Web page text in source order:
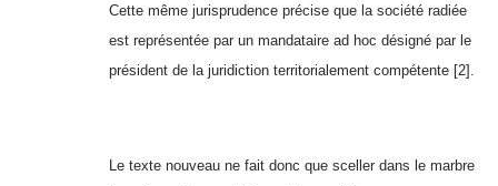
Cette même jurisprudence précise que la société radiée
est représentée par un mandataire ad hoc désigné par le
président de la juridiction territorialement compétente [2] .
Le texte nouveau ne fait donc que sceller dans le marbre